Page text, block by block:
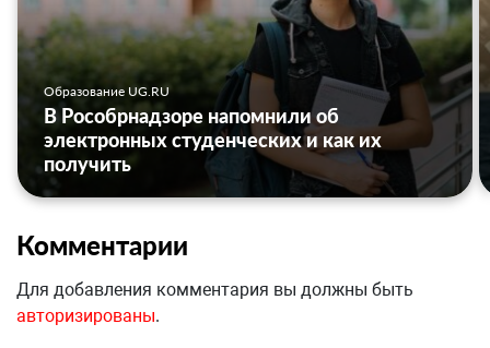
Образование UG.RU
В Рособрнадзоре напомнили об
электронных студенческих и как их
получить
Комментарии
Для добавления комментария вы должны быть
авторизированы.